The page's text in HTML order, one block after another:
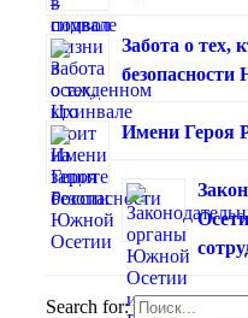
Забота о тех,
Имени Героя
Search for: